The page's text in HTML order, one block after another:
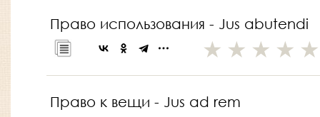
Право использования - Jus abutendi
Право к вещи - Jus ad rem